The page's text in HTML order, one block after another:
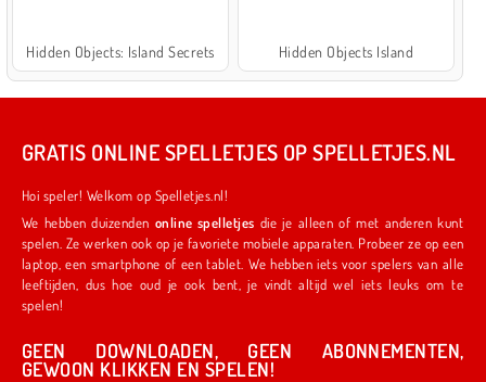
Hidden Objects: Island Secrets Hidden Objects Island
GRATIS ONLINE SPELLETJES OP SPELLETJES.NL
Hoi speler! Welkom op Spelletjes.nl!
We hebben duizenden online spelletjes die je alleen of met anderen kunt
spelen. Ze werken ook op je favoriete mobiele apparaten. Probeer ze op een
laptop, een smartphone of een tablet. We hebben iets voor spelers van alle
leeftijden, dus hoe oud je ook bent, je vindt altijd wel iets leuks om te
spelen!
GEEN DOWNLOADEN, GEEN ABONNEMENTEN,
GEWOON KLIKKEN EN SPELEN!